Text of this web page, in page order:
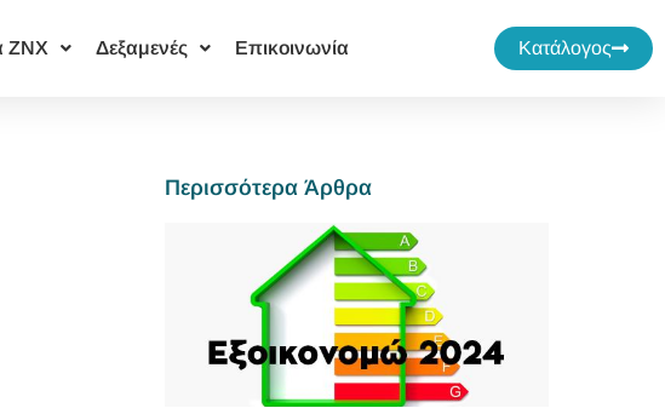
ΖΝΧ Δεξαμενές Επικοινωνία Κατάλογος
Περισσότερα Άρθρα